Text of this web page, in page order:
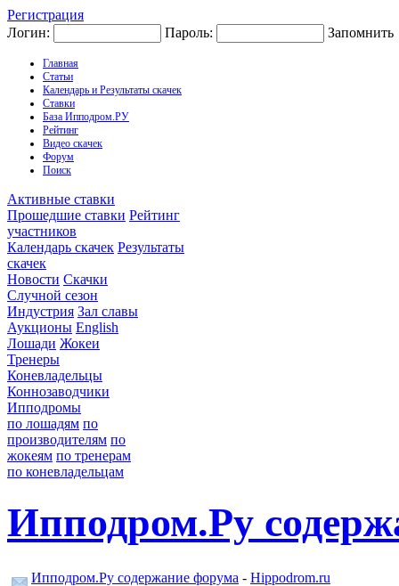
Регистрация
Логин:
Пароль: Запомнить
Главная
Статьи
Календарь и Результаты скачек
Ставки
База Ипподром.РУ
Рейтинг
Видео скачек
Форум
Поиск
Активные ставки
Прошедшие ставки Рейтинг
участников
Календарь скачек Результаты
скачек
Новости Скачки
Случной сезон
Индустрия Зал славы
Аукционы English
Лошади Жокеи
Тренеры
Коневладельцы
Коннозаводчики
Ипподромы
по лошадям по
производителям по
жокеям по тренерам
по коневладельцам
Ипподром.Ру
Ипподром.Ру содержание форума - Hippodrom.ru